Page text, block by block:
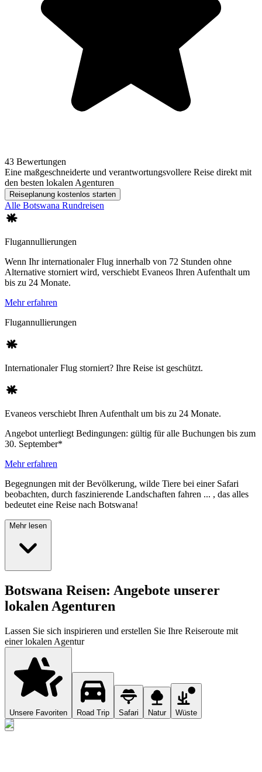
43 Bewertungen
Eine maßgeschneiderte und verantwortungsvollere Reise direkt mit
den besten lokalen Agenturen
Reiseplanung kostenlos starten
Alle Botswana Rundreisen
Flugannullierungen
Wenn Ihr internationaler Flug innerhalb von 72 Stunden ohne
Alternative storniert wird, verschiebt Evaneos Ihren Aufenthalt um
bis zu 24 Monate.
Mehr erfahren
Flugannullierungen
Internationaler Flug storniert? Ihre Reise ist geschützt.
Evaneos verschiebt Ihren Aufenthalt um bis zu 24 Monate.
Angebot unterliegt Bedingungen: gültig für alle Buchungen bis zum
30. September*
Mehr erfahren
Begegnungen mit der Bevölkerung, wilde Tiere bei einer Safari
beobachten, durch faszinierende Landschaften fahren ... , das alles
bedeutet eine Reise nach Botswana!
Mehr lesen
Botswana Reisen: Angebote unserer
lokalen Agenturen
Lassen Sie sich inspirieren und erstellen Sie Ihre Reiseroute mit
einer lokalen Agentur
Unsere Favoriten Road Trip Safari Natur Wüste